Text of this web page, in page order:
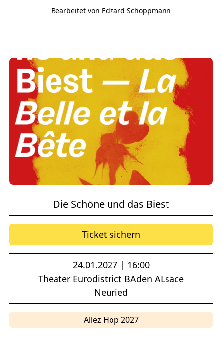
Bearbeitet von Edzard Schoppmann
Die Schöne und das Biest
Ticket sichern
24.01.2027 | 16:00
Theater Eurodistrict BAden ALsace
Neuried
Allez Hop 2027